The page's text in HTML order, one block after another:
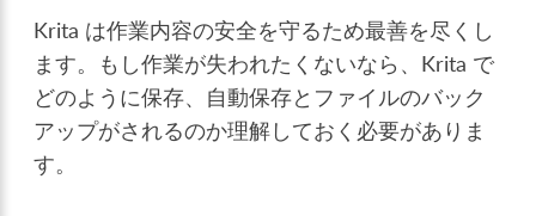
Krita は作業内容の安全を守るため最善を尽くし
ます。もし作業が失われたくないなら、Krita で
どのように保存、自動保存とファイルのバック
アップがされるのか理解しておく必要がありま
す。